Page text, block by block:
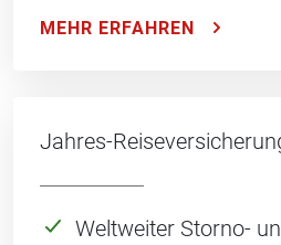
MEHR ERFAHREN
Jahres-
Weltweiter Storno-